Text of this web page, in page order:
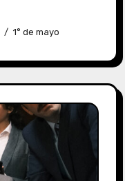
1° de mayo